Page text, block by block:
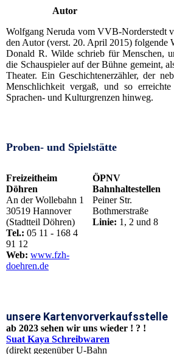
Autor
Wolfgang Neruda vom VVB-Norderstedt
den Autor (verst. 20. April 2015) folgende
Donald R. Wilde schrieb für Menschen,
die Schauspieler auf der Bühne gemeint,
Theater. Ein Geschichtenerzähler, der
Menschlichkeit vergaß, und so
Sprachen- und Kulturgrenzen hinweg.
Proben- und Spielstätte
Freizeitheim
Döhren
An der Wollebahn 1
30519 Hannover
(Stadtteil Döhren)
Tel.: 05 11 - 168 4
91 12
Web: www.fzh-
doehren.de
ÖPNV
Bahnhaltestellen
Peiner Str.
Bothmerstraße
Linie: 1, 2 und 8
unsere Kartenvorverkaufsstelle
ab 2023 sehen wir uns wieder ! ? !
Suat Kaya Schreibwaren
(direkt gegenüber U-Bahn